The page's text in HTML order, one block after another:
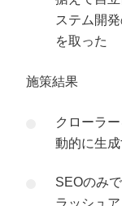
ステム開
を取った
施策結果
クローラ
動的に生
SEOのみ